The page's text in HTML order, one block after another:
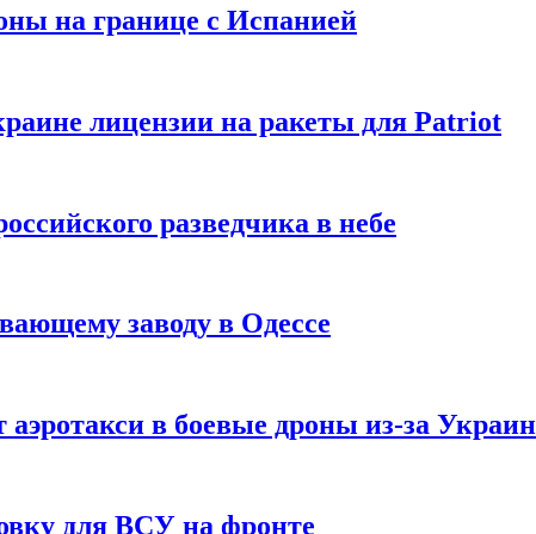
на границе с Испанией
лицензии на ракеты для Patriot
разведчика в небе
заводу в Одессе
в боевые дроны из-за
для ВСУ на фронте